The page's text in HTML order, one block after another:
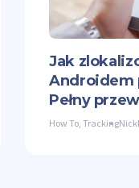
Facebook Kopiuj link
Jak
Androidem
Pełny
How To, Tracking